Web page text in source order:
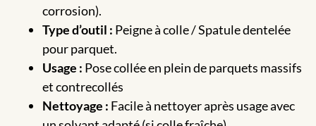
corrosion).
Type d’outil : Peigne à colle / Spatule dentelée
pour parquet.
Usage : Pose collée en plein de parquets massifs
et contrecollés
Nettoyage : Facile à nettoyer après usage avec